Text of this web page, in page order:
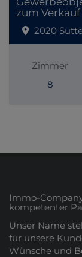
zum
2020
Zimmer
8
Immo-
kompetenter
Unser Name
für unsere
Wünsche und